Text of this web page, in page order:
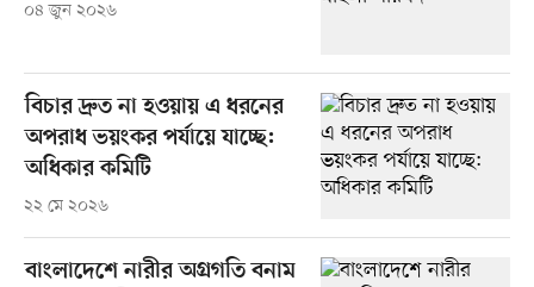
০৪ জুন ২০২৬
বিচার দ্রুত না হওয়ায় এ ধরনের
অপরাধ ভয়ংকর পর্যায়ে যাচ্ছে:
অধিকার কমিটি
২২ মে ২০২৬
বাংলাদেশে নারীর অগ্রগতি বনাম